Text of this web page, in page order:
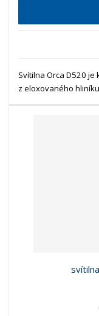
Svítilna Orca D520
z eloxovaného